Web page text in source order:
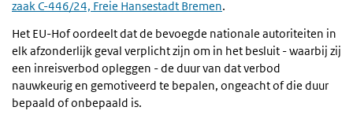
zaak C-446/24, Freie Hansestadt Bremen.
Het EU-Hof oordeelt dat de bevoegde nationale autoriteiten in
elk afzonderlijk geval verplicht zijn om in het besluit - waarbij zij
een inreisverbod opleggen - de duur van dat verbod
nauwkeurig en gemotiveerd te bepalen, ongeacht of die duur
bepaald of onbepaald is.